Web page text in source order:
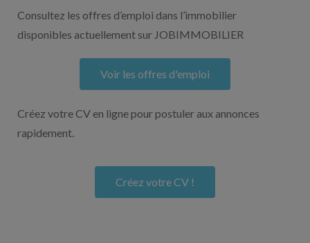
Consultez les offres d’emploi dans l’immobilier
disponibles actuellement sur JOBIMMOBILIER
Voir les offres d'emploi
Créez votre CV en ligne pour postuler aux annonces
rapidement.
Créez votre CV !